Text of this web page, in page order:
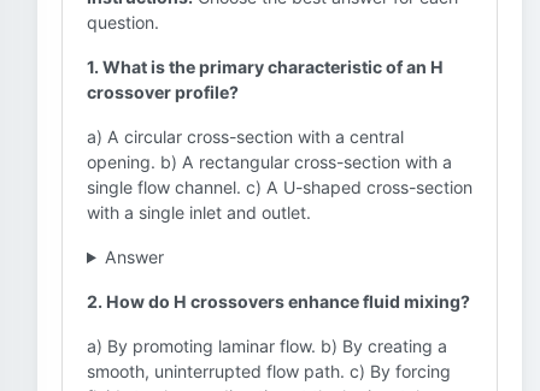
question.
1. What is the primary characteristic of an H
crossover profile?
a) A circular cross-section with a central
opening. b) A rectangular cross-section with a
single flow channel. c) A U-shaped cross-section
with a single inlet and outlet.
Answer
2. How do H crossovers enhance fluid mixing?
a) By promoting laminar flow. b) By creating a
smooth, uninterrupted flow path. c) By forcing